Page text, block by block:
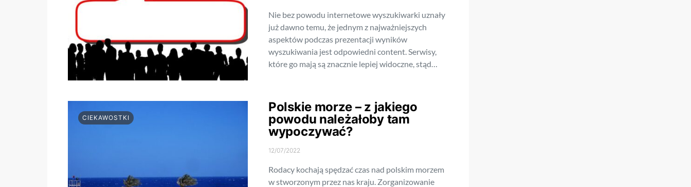
Nie bez powodu internetowe wyszukiwarki uznały
już dawno temu, że jednym z najważniejszych
aspektów podczas prezentacji wyników
wyszukiwania jest odpowiedni content. Serwisy,
które go mają są znacznie lepiej widoczne, stąd…
CIEKAWOSTKI
Polskie morze – z jakiego
powodu należałoby tam
wypoczywać?
12/07/2022
Rodacy kochają spędzać czas nad polskim morzem
w stworzonym przez nas kraju. Zorganizowanie